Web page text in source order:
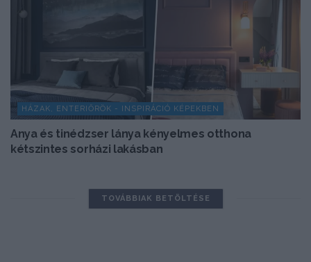
HÁZAK, ENTERIŐRÖK - INSPIRÁCIÓ KÉPEKBEN
Anya és tinédzser lánya kényelmes otthona
kétszintes sorházi lakásban
TOVÁBBIAK BETÖLTÉSE